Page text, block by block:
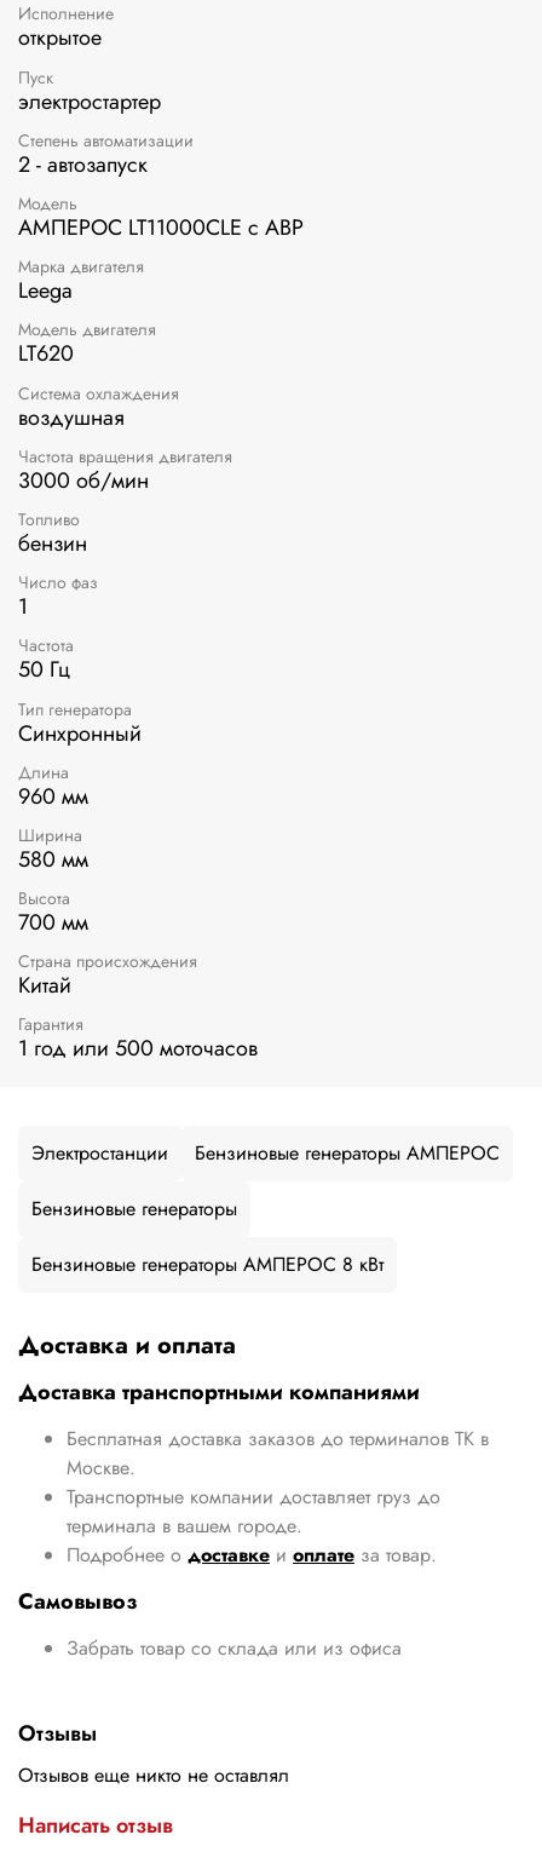
Исполнение
открытое
Пуск
электростартер
Степень автоматизации
2 - автозапуск
Модель
АМПЕРОС LT11000CLE с АВР
Марка двигателя
Leega
Модель двигателя
LT620
Система охлаждения
воздушная
Частота вращения двигателя
3000 об/мин
Топливо
бензин
Число фаз
1
Частота
50 Гц
Тип генератора
Синхронный
Длина
960 мм
Ширина
580 мм
Высота
700 мм
Страна происхождения
Китай
Гарантия
1 год или 500 моточасов
Электростанции
Бензиновые генераторы АМПЕРОС
Бензиновые генераторы
Бензиновые генераторы АМПЕРОС 8 кВт
Доставка и оплата
Доставка транспортными компаниями
Бесплатная доставка заказов до терминалов ТК в
Москве.
Транспортные компании доставляет груз до
терминала в вашем городе.
Подробнее о доставке и оплате за товар.
Самовывоз
Забрать товар со склада или из офиса
Отзывы
Отзывов еще никто не оставлял
Написать отзыв